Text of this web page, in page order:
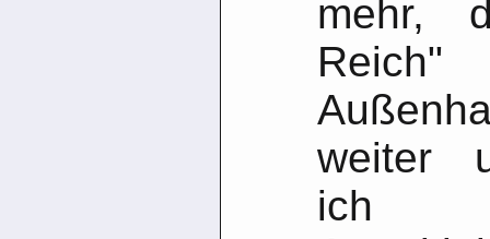
mehr,
weiter
ich